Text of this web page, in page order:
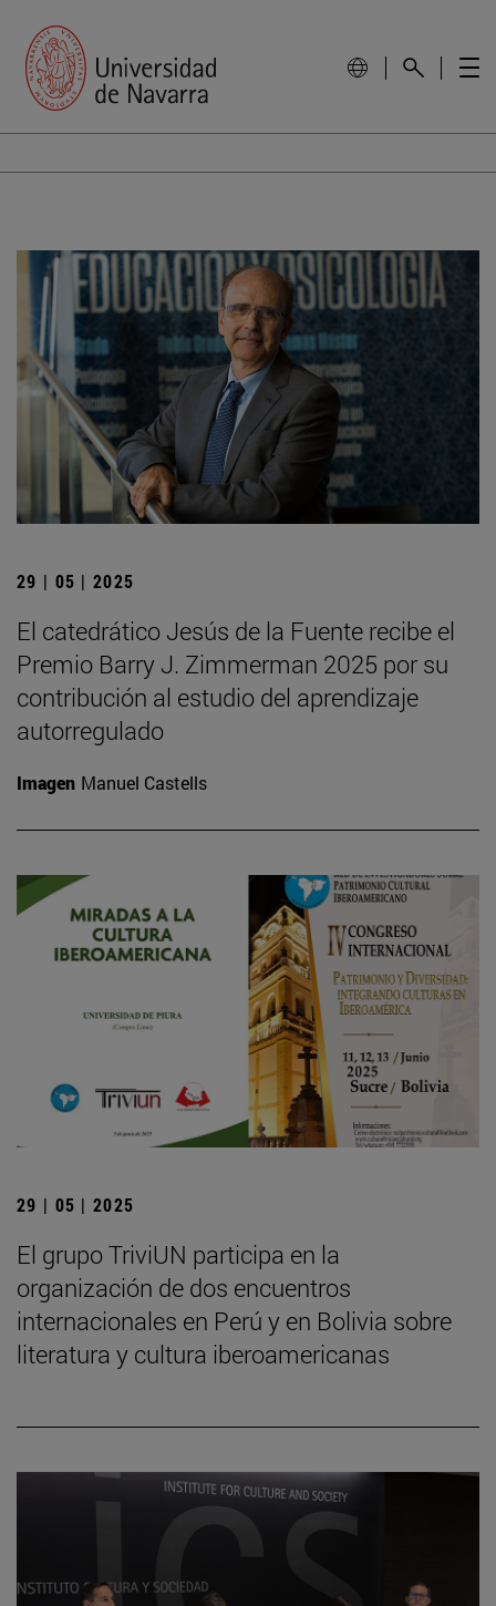
29 | 05 | 2025
El catedrático Jesús de la Fuente recibe el
Premio Barry J. Zimmerman 2025 por su
contribución al estudio del aprendizaje
autorregulado
Imagen Manuel Castells
29 | 05 | 2025
El grupo TriviUN participa en la
organización de dos encuentros
internacionales en Perú y en Bolivia sobre
literatura y cultura iberoamericanas